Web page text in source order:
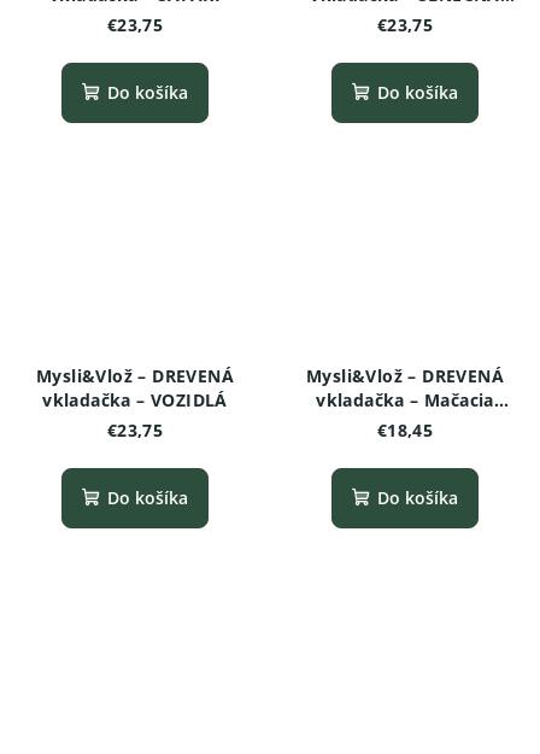
€23,75
Do košíka
SÚSTAVA (Vesmír)
€23,75
Do košíka
Mysli&Vlož – DREVENÁ
vkladačka – VOZIDLÁ
€23,75
Do košíka
Mysli&Vlož – DREVENÁ
vkladačka – Mačacia
skladačka
€18,45
Do košíka